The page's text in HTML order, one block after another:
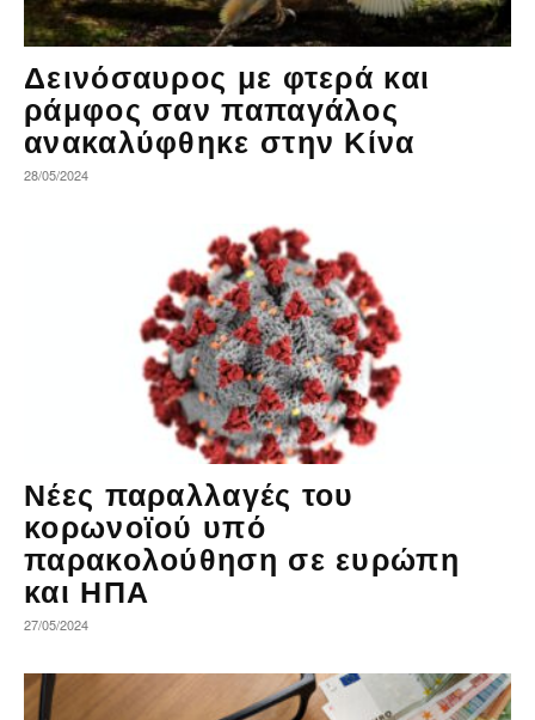
Δεινόσαυρος με φτερά και
ράμφος σαν παπαγάλος
ανακαλύφθηκε στην Κίνα
28/05/2024
Νέες παραλλαγές του
κορωνοϊού υπό
παρακολούθηση σε ευρώπη
και ΗΠΑ
27/05/2024